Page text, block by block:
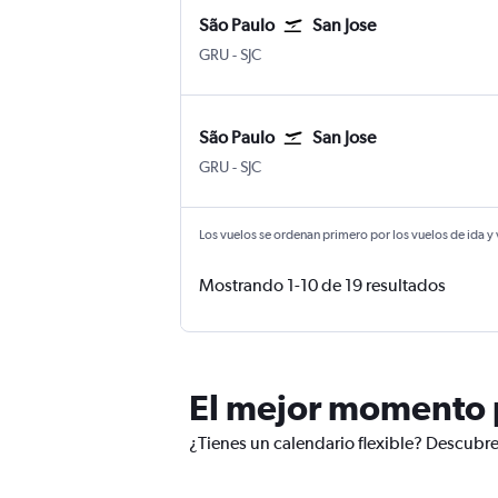
São Paulo San Jose
GRUInternacional de São Paulo-Guarulhos
-SJC
São Paulo San Jose
GRUInternacional de São Paulo-Guarulhos
-SJC
Los vuelos se ordenan primero por los vuelos de ida
Mostrando 1-10 de 19 resultados
El mejor momento
¿Tienes un calendario flexible?